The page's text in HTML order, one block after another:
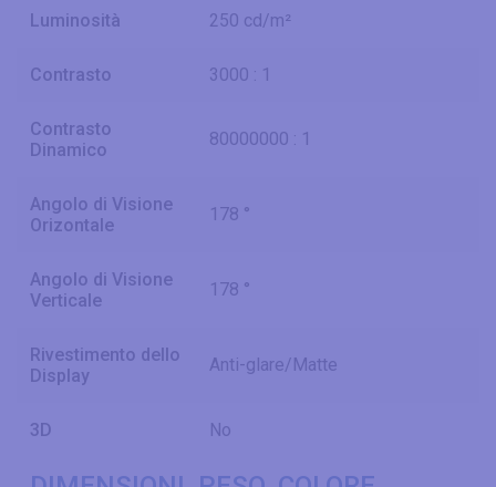
Luminosità 250 cd/m²
Contrasto 3000 : 1
Contrasto
Dinamico
80000000 : 1
Angolo di Visione
Orizontale
178 °
Angolo di Visione
Verticale
178 °
Rivestimento dello
Display
Anti-glare/Matte
3D No